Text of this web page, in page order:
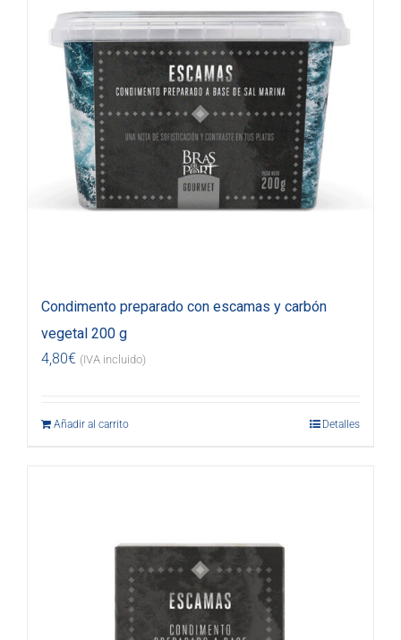
Condimento preparado con escamas y carbón
vegetal 200 g
4,80€ (IVA incluido)
Añadir al carrito Detalles